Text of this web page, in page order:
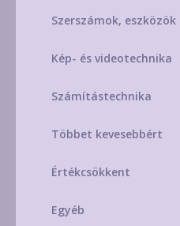
Szerszámok, eszközök
Kép- és videotechnika
Számítástechnika
Többet kevesebbért
Értékcsökkent
Egyéb